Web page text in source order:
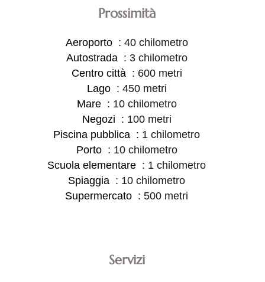
Prossimità
Aeroporto
40 chilometro
Autostrada
3 chilometro
Centro città
600 metri
Lago
450 metri
Mare
10 chilometro
Negozi
100 metri
Piscina pubblica
1 chilometro
Porto
10 chilometro
Scuola elementare
1 chilometro
Spiaggia
10 chilometro
Supermercato
500 metri
Servizi